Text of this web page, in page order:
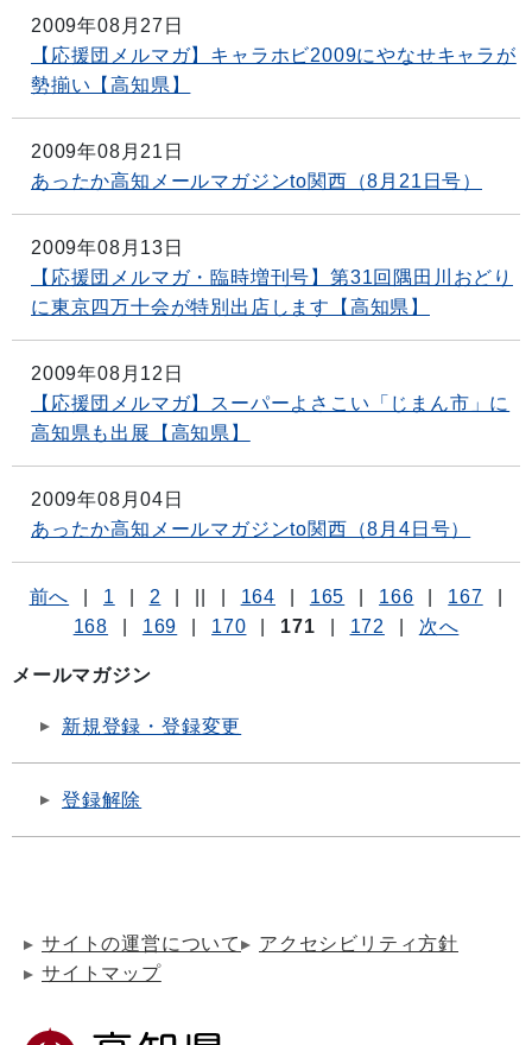
2009年08月27日
【応援団メルマガ】キャラホビ2009にやなせキャラが
勢揃い【高知県】
2009年08月21日
あったか高知メールマガジンto関西（8月21日号）
2009年08月13日
【応援団メルマガ・臨時増刊号】第31回隅田川おどり
に東京四万十会が特別出店します【高知県】
2009年08月12日
【応援団メルマガ】スーパーよさこい「じまん市」に
高知県も出展【高知県】
2009年08月04日
あったか高知メールマガジンto関西（8月4日号）
前へ 1 2 164 165 166 167
168
169 170 171 172 次へ
メールマガジン
新規登録・登録変更
登録解除
サイトの運営について
アクセシビリティ方針
サイトマップ